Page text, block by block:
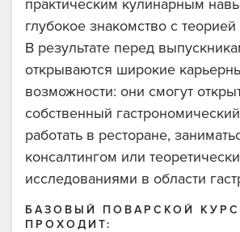
практическим кулинарным
глубокое знакомство с
В результате перед
открываются широкие
возможности: они смогут
собственный
работать в ресторане,
консалтингом или
исследованиями в области
БАЗОВЫЙ ПОВАРСКОЙ КУРС
ПРОХОДИТ: